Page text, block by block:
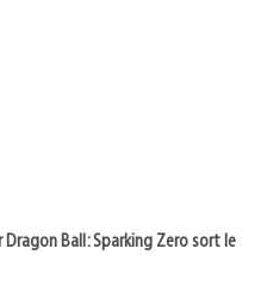
Dragon Ball: Sparking Zero sort le